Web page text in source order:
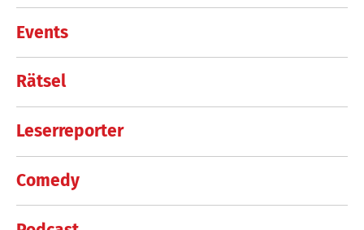
Events
Rätsel
Leserreporter
Comedy